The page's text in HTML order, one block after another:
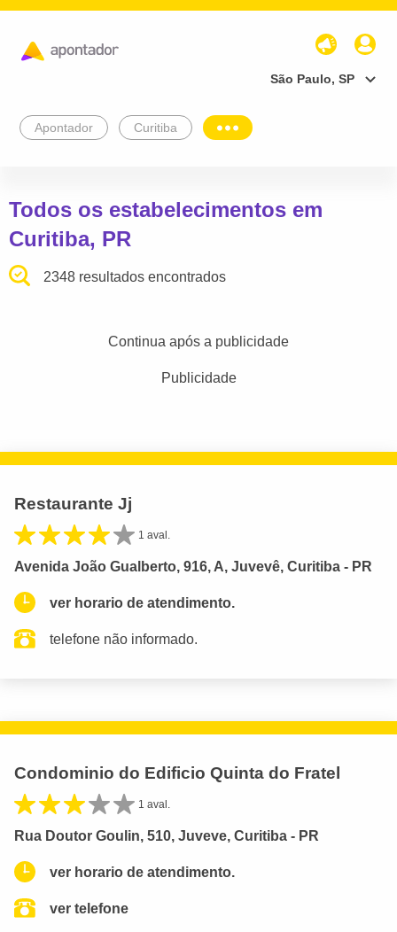
São Paulo, SP
Apontador Curitiba
Todos os estabelecimentos em
Curitiba, PR
2348 resultados encontrados
Continua após a publicidade
Publicidade
Restaurante Jj
1 aval.
Avenida João Gualberto, 916, A, Juvevê, Curitiba - PR
ver horario de atendimento.
telefone não informado.
Condominio do Edificio Quinta do Fratel
1 aval.
Rua Doutor Goulin, 510, Juveve, Curitiba - PR
ver horario de atendimento.
ver telefone